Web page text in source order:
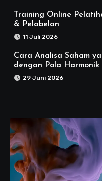
Training Online
& Pelabelan
11 Juli 2026
Cara Analisa Saham
dengan Pola Harmonik
29 Juni 2026